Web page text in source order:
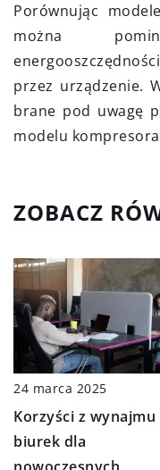
Porównując
można
przez urządzenie.
brane pod uwagę
modelu kompresora
ZOBACZ
24 marca 2025
Korzyści z wynajmu
biurek dla